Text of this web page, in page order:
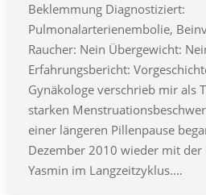
Beklemmung Diagnostiziert:
Pulmonalarterienembolie,
Raucher: Nein Übergewicht:
Erfahrungsbericht:
Gynäkologe verschrieb mir als
starken
einer längeren Pillenpause
Dezember 2010 wieder mit der
Yasmin im Langzeitzyklus.…